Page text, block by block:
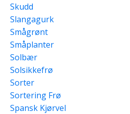
Skudd
Slangagurk
Smågrønt
Småplanter
Solbær
Solsikkefrø
Sorter
Sortering Frø
Spansk Kjørvel